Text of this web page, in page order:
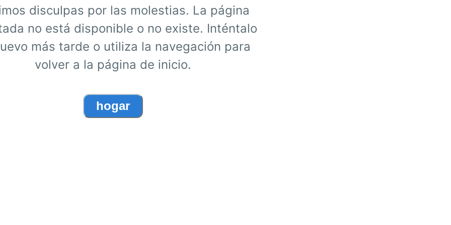
disculpas por las molestias. La página
no está disponible o no existe. Inténtalo
más tarde o utiliza la navegación para
volver a la página de inicio.
hogar